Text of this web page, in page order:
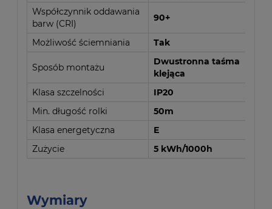
Współczynnik oddawania
barw (CRI)
90+
Możliwość ściemniania Tak
Sposób montażu
Dwustronna taśma
klejąca
Klasa szczelności
IP20
Min. długość rolki
50m
Klasa energetyczna
E
Zużycie
5 kWh/1000h
Wymiary